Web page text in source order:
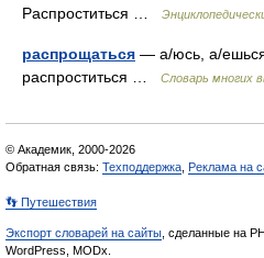
Распроститься …
распрощаться — а/юсь, а/
распроститься …
Словарь многих
© Академик, 2000-2026
Обратная связь: Техподдержка Реклама на
👣 Путешествия
Экспорт словарей на сайты , сделанные на
WordPress, MODx.